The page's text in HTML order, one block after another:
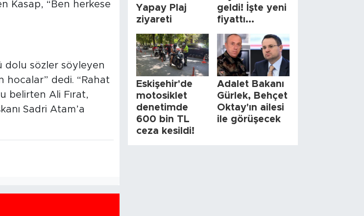
Kasap, “Ben herkese
dolu sözler söyleyen
hocalar” dedi. “Rahat
belirten Ali Fırat,
Sadri Atam’a
Yapay Plaj
ziyareti
geldi! İşte yeni
fiyattı...
Eskişehir'de
motosiklet
denetimde
600 bin TL
ceza kesildi!
Adalet Bakanı
Gürlek, Behçet
Oktay'ın ailesi
ile görüşecek